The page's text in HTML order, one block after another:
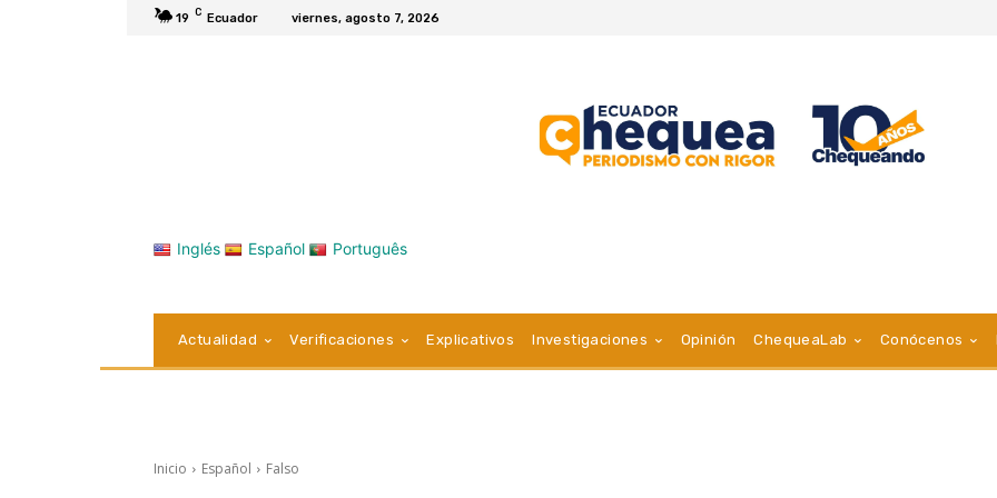
19 C Ecuador viernes, agosto 7, 2026
Inglés Español Português
Actualidad Verificaciones Explicativos Investigaciones Opinión ChequeaLab Conócenos
Inicio Español Falso